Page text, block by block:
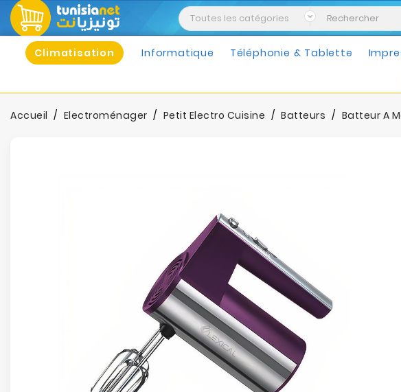
Climatisation Informatique Téléphonie & Tablette
Accueil Electroménager Petit Electro Cuisine Batteurs Batteur A